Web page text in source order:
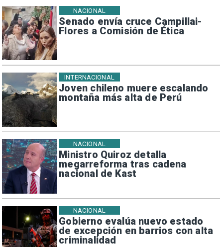
Senado envía cruce Campillai-
Flores a Comisión de Ética
NACIONAL
Joven chileno muere escalando
montaña más alta de Perú
INTERNACIONAL
Ministro Quiroz detalla
megarreforma tras cadena
nacional de Kast
NACIONAL
Gobierno evalúa nuevo estado
de excepción en barrios con alta
criminalidad
NACIONAL